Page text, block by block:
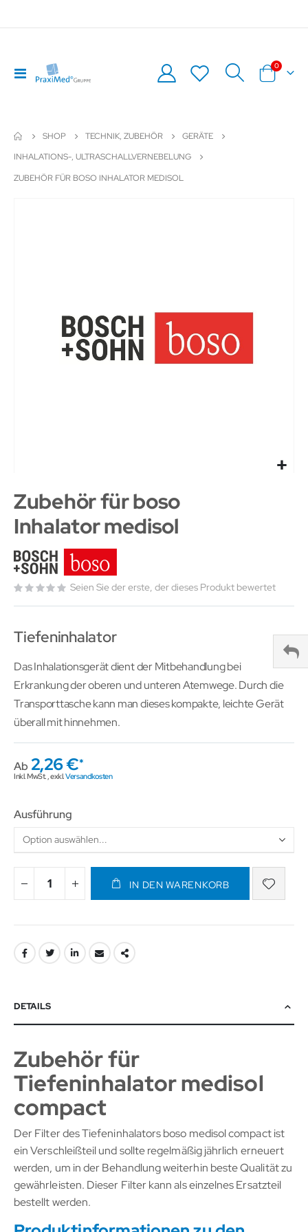
Navigation
umschalten
Warenkorb
0Artikel
SHOP TECHNIK, ZUBEHÖR
GERÄTE
INHALATIONS-, ULTRASCHALLVERNEBELUNG
ZUBEHÖR FÜR BOSO INHALATOR MEDISOL
Zubehör für boso
Inhalator medisol
Seien Sie der erste, der dieses Produkt bewertet
Tiefeninhalator
Das Inhalationsgerät dient der Mitbehandlung bei
Erkrankung der oberen und unteren Atemwege. Durch die
Transporttasche kann man dieses kompakte, leichte Gerät
überall mit hinnehmen.
Ab 2,26 €
Inkl. MwSt.,exkl.Versandkosten
Ausführung
IN DEN WARENKORB
DETAILS
Zubehör für
Tiefeninhalator medisol
compact
Der Filter des Tiefeninhalators boso medisol compact ist
ein Verschleißteil und sollte regelmäßig jährlich erneuert
werden, um in der Behandlung weiterhin beste Qualität zu
gewährleisten. Dieser Filter kann als einzelnes Ersatzteil
bestellt werden.